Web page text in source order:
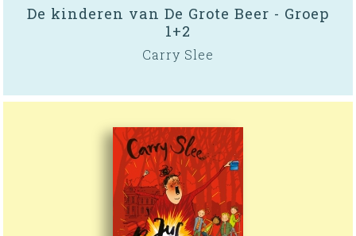
De kinderen van De Grote Beer - Groep
1+2
Carry Slee